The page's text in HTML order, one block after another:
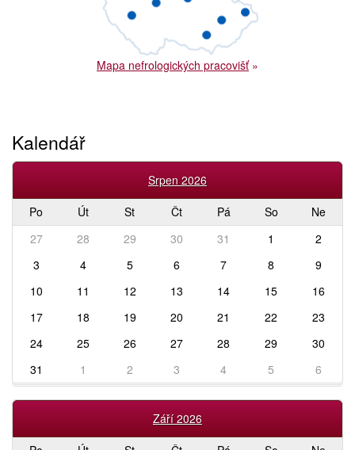
Mapa nefrologických pracovišť»
Kalendář
Srpen 2026
Po
Út St Čt Pá So
Ne
27
28 29 30 31 1
2
3
4 5 6 7 8
9
10
11 12 13 14 15
16
17
18 19 20 21 22
23
24
25 26 27 28 29
30
31
1 2 3 4 5 6
Září 2026